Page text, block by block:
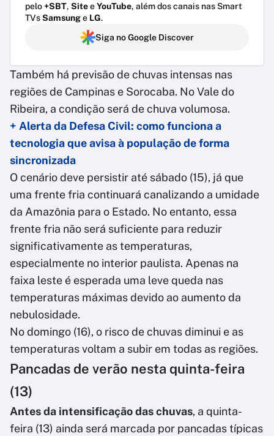
pelo+SBT, SiteeYouTube, além dos canais nas Smart
TVsSamsunge LG.
Siga no Google Discover
Também há previsão de chuvas intensas nas
regiões de Campinas e Sorocaba. No Vale do
Ribeira, a condição será de chuva volumosa.
+ Alerta da Defesa Civil: como funciona a
tecnologia que avisa à população de forma
sincronizada
O cenário deve persistir até sábado (15), já que
uma frente fria continuará canalizando a umidade
da Amazônia para o Estado. No entanto, essa
frente fria não será suficiente para reduzir
significativamente as temperaturas,
especialmente no interior paulista. Apenas na
faixa leste é esperada uma leve queda nas
temperaturas máximas devido ao aumento da
nebulosidade.
No domingo (16), o risco de chuvas diminui e as
temperaturas voltam a subir em todas as regiões.
Pancadas de verão nesta quinta-feira
(13)
Antes da intensificação das chuvas, a quinta-
feira (13) ainda será marcada por pancadas típicas